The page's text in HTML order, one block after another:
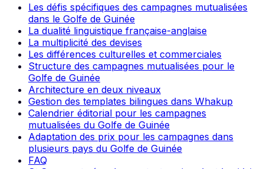
Les défis spécifiques des campagnes mutualisées
dans le Golfe de Guinée
La dualité linguistique française-anglaise
La multiplicité des devises
Les différences culturelles et commerciales
Structure des campagnes mutualisées pour le
Golfe de Guinée
Architecture en deux niveaux
Gestion des templates bilingues dans Whakup
Calendrier éditorial pour les campagnes
mutualisées du Golfe de Guinée
Adaptation des prix pour les campagnes dans
plusieurs pays du Golfe de Guinée
FAQ